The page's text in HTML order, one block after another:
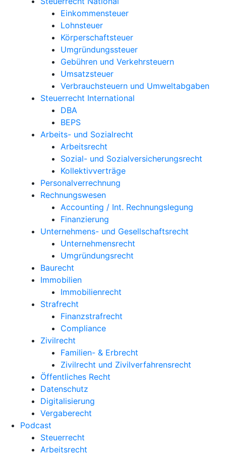
Einkommensteuer
Lohnsteuer
Körperschaftsteuer
Umgründungssteuer
Gebühren und Verkehrsteuern
Umsatzsteuer
Verbrauchsteuern und Umweltabgaben
Steuerrecht International
DBA
BEPS
Arbeits- und Sozialrecht
Arbeitsrecht
Sozial- und Sozialversicherungsrecht
Kollektivverträge
Personalverrechnung
Rechnungswesen
Accounting / Int. Rechnungslegung
Finanzierung
Unternehmens- und Gesellschaftsrecht
Unternehmensrecht
Umgründungsrecht
Baurecht
Immobilien
Immobilienrecht
Strafrecht
Finanzstrafrecht
Compliance
Zivilrecht
Familien- & Erbrecht
Zivilrecht und Zivilverfahrensrecht
Öffentliches Recht
Datenschutz
Digitalisierung
Vergaberecht
Podcast
Steuerrecht
Arbeitsrecht